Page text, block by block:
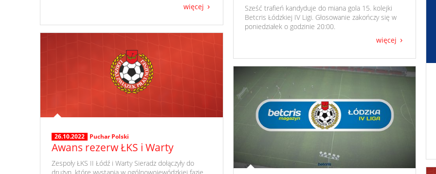
więcej
​ Sześć trafień kandyduje do miana gola 15. kolejki
Betcris Łódzkiej IV Ligi. Głosowanie zakończy się w
poniedziałek o godzinie 20:00.
więcej
26.10.2022 Puchar Polski
Awans rezerw ŁKS i Warty
​ Zespoły ŁKS II Łódź i Warty Sieradz dołączyły do